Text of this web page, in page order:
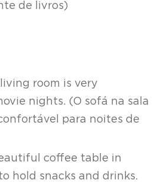
de livros)
room is very
nights. (O sofá na sala
para noites de
coffee table in
hold snacks and drinks.